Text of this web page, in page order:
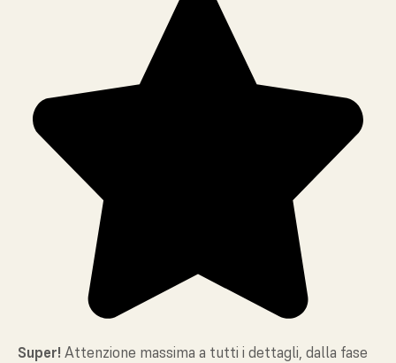
Super! Attenzione massima a tutti i dettagli, dalla fase